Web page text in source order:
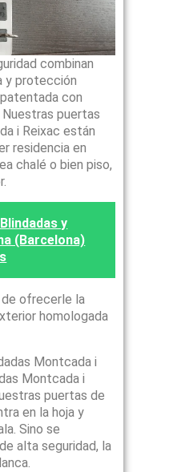
combinan
protección
con
puertas
i Reixac están
residencia en
chalé o bien piso,
y
(Barcelona)
de ofrecerle la
homologada
Montcada i
Montcada i
puertas de
en la hoja y
Sino se
alta seguridad, la